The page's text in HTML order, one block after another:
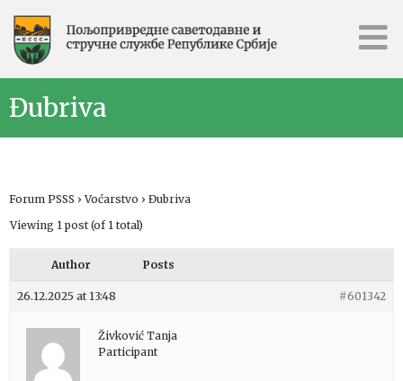
Đubriva
Forum PSSS › Voćarstvo › Đubriva
Viewing 1 post (of 1 total)
Author Posts
26.12.2025 at 13:48 #601342
Živković Tanja
Participant